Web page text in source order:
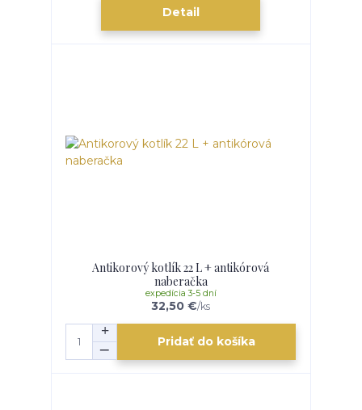
Detail
Antikorový kotlík 22 L + antikórová
naberačka
32,50 €/ks
expedícia 3-5 dní
Pridať do košíka